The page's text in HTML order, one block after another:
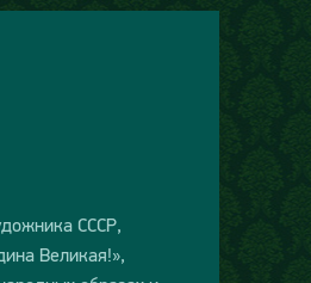
СССР,
Великая!»,